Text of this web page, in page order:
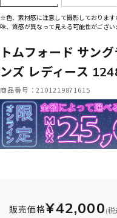
※色、素材感に注意して撮影しておりま
味、質感が異なって見える可能性がござい
トムフォード サン
ンズ レディース
商品番号：2101219871615
販売価格¥42,000 (税